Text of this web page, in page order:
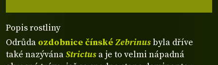
Popis rostliny
Odrůda ozdobnice čínské Zebrinusbyla dříve
také nazývánaStrictus a je to velmi nápadná